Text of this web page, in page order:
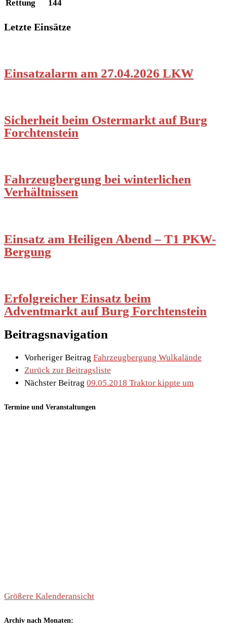
Rettung 144
Letzte Einsätze
Einsatzalarm am 27.04.2026 LKW
Sicherheit beim Ostermarkt auf Burg
Forchtenstein
Fahrzeugbergung bei winterlichen
Verhältnissen
Einsatz am Heiligen Abend – T1 PKW-
Bergung
Erfolgreicher Einsatz beim
Adventmarkt auf Burg Forchtenstein
Beitragsnavigation
Vorheriger Beitrag Fahrzeugbergung Wulkalände
Zurück zur Beitragsliste
Nächster Beitrag 09.05.2018 Traktor kippte um
Termine und Veranstaltungen
Größere Kalenderansicht
Archiv nach Monaten: